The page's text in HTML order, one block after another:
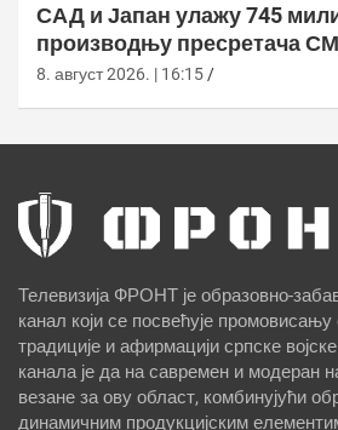
САД и Јапан улажу 745
производњу пресретача
8. август 2026. | 16:15
Телевизија ФРОНТ је образовно-
канал који се посвећује промовисању
традиције и афирмацији српске
канала је да на савремен и модеран
везане за ову област, комбинујући
динамичним продукцијским